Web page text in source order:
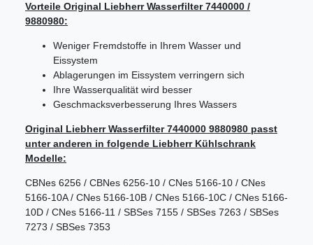
Vorteile Original Liebherr Wasserfilter 7440000 /
9880980:
Weniger Fremdstoffe in Ihrem Wasser und
Eissystem
Ablagerungen im Eissystem verringern sich
Ihre Wasserqualität wird besser
Geschmacksverbesserung Ihres Wassers
Original Liebherr Wasserfilter 7440000 9880980 passt
unter anderen in folgende Liebherr Kühlschrank
Modelle:
CBNes 6256 / CBNes 6256-10 / CNes 5166-10 / CNes
5166-10A / CNes 5166-10B / CNes 5166-10C / CNes 5166-
10D / CNes 5166-11 / SBSes 7155 / SBSes 7263 / SBSes
7273 / SBSes 7353